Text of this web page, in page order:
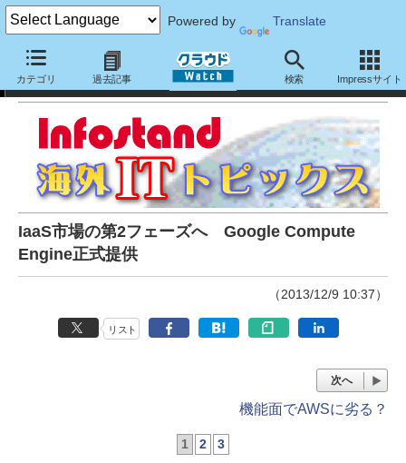
Powered by Translate
カテゴリ 過去記事 検索 Impressサイト
Infostand海外ITトピックス
IaaS市場の第2フェーズへ Google Compute
Engine正式提供
（2013/12/9 10:37）
リスト
次へ
機能面でAWSに劣る？
1 2 3